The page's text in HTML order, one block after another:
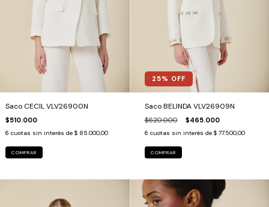
Saco CECIL VLV26900N
$510.000
6 cuotas sin interés de $ 85.000,00
COMPRAR
25% OFF
Saco BELINDA VLV26909N
$620.000 $465.000
6 cuotas sin interés de $ 77.500,00
COMPRAR